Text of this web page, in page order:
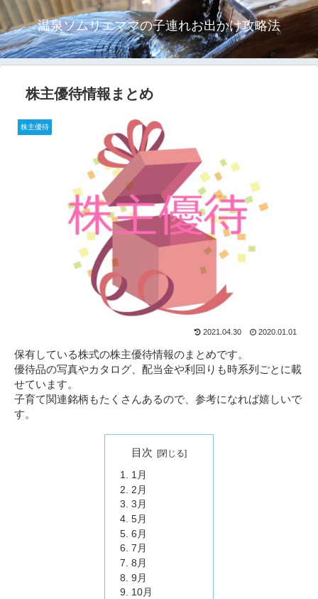
温泉ソムリエママの子連れお出かけ攻略法
株主優待情報まとめ
株主優待
2021.04.30 2020.01.01
保有している株式の株主優待情報のまとめです。
優待品の写真やカタログ、配当金や利回りも時系列ごとに載
せています。
子育て関連銘柄もたくさんあるので、参考になれば嬉しいで
す。
目次
1月
2月
3月
5月
6月
7月
8月
9月
10月